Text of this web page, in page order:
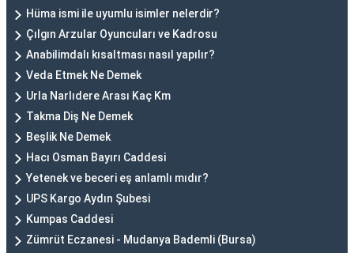
Hüma ismi ile uyumlu isimler nelerdir?
Çılgın Arzular Oyuncuları ve Kadrosu
Anabilimdalı kısaltması nasıl yapılır?
Veda Etmek Ne Demek
Urla Narlıdere Arası Kaç Km
Takma Diş Ne Demek
Beşlik Ne Demek
Hacı Osman Bayırı Caddesi
Yetenek ve beceri eş anlamlı mıdır?
UPS Kargo Aydın Şubesi
Kumpas Caddesi
Zümrüt Eczanesi - Mudanya Bademli (Bursa)